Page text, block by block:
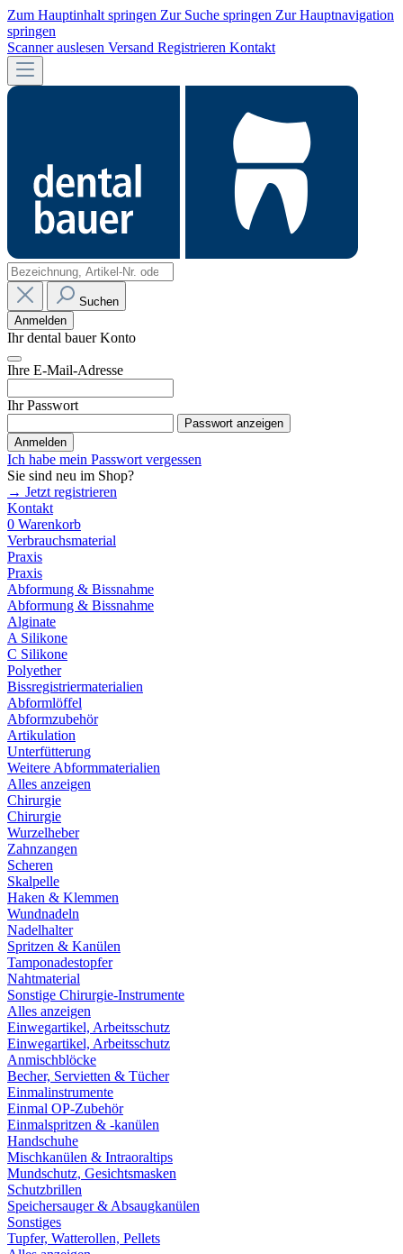
Zum Hauptinhalt springen Zur Suche springen Zur Hauptnavigation
springen
Scanner auslesen Versand Registrieren Kontakt
Suchen
Anmelden
Ihr dental bauer Konto
Ihre E-Mail-Adresse
Ihr Passwort
Passwort anzeigen
Anmelden
Ich habe mein Passwort vergessen
Sie sind neu im Shop?
→ Jetzt registrieren
Kontakt
0 Warenkorb
Verbrauchsmaterial
Praxis
Praxis
Abformung & Bissnahme
Abformung & Bissnahme
Alginate
A Silikone
C Silikone
Polyether
Bissregistriermaterialien
Abformlöffel
Abformzubehör
Artikulation
Unterfütterung
Weitere Abformmaterialien
Alles anzeigen
Chirurgie
Chirurgie
Wurzelheber
Zahnzangen
Scheren
Skalpelle
Haken & Klemmen
Wundnadeln
Nadelhalter
Spritzen & Kanülen
Tamponadestopfer
Nahtmaterial
Sonstige Chirurgie-Instrumente
Alles anzeigen
Einwegartikel, Arbeitsschutz
Einwegartikel, Arbeitsschutz
Anmischblöcke
Becher, Servietten & Tücher
Einmalinstrumente
Einmal OP-Zubehör
Einmalspritzen & -kanülen
Handschuhe
Mischkanülen & Intraoraltips
Mundschutz, Gesichtsmasken
Schutzbrillen
Speichersauger & Absaugkanülen
Sonstiges
Tupfer, Watterollen, Pellets